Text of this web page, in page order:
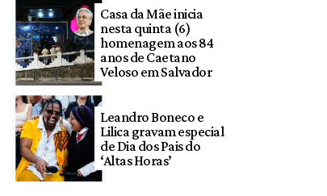
Casa da Mãe inicia
nesta quinta (6)
homenagem aos 84
anos de Caetano
Veloso em Salvador
Leandro Boneco e
Lilica gravam especial
de Dia dos Pais do
‘Altas Horas’